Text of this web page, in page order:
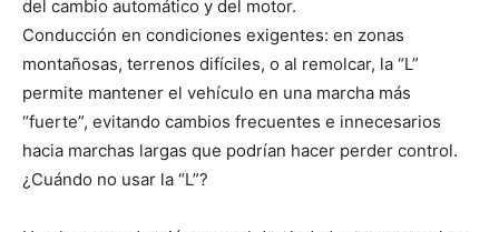
del cambio automático y del motor.
Conducción en condiciones exigentes: en zonas
montañosas, terrenos difíciles, o al remolcar, la “L”
permite mantener el vehículo en una marcha más
“fuerte”, evitando cambios frecuentes e innecesarios
hacia marchas largas que podrían hacer perder control.
¿Cuándo no usar la “L”?